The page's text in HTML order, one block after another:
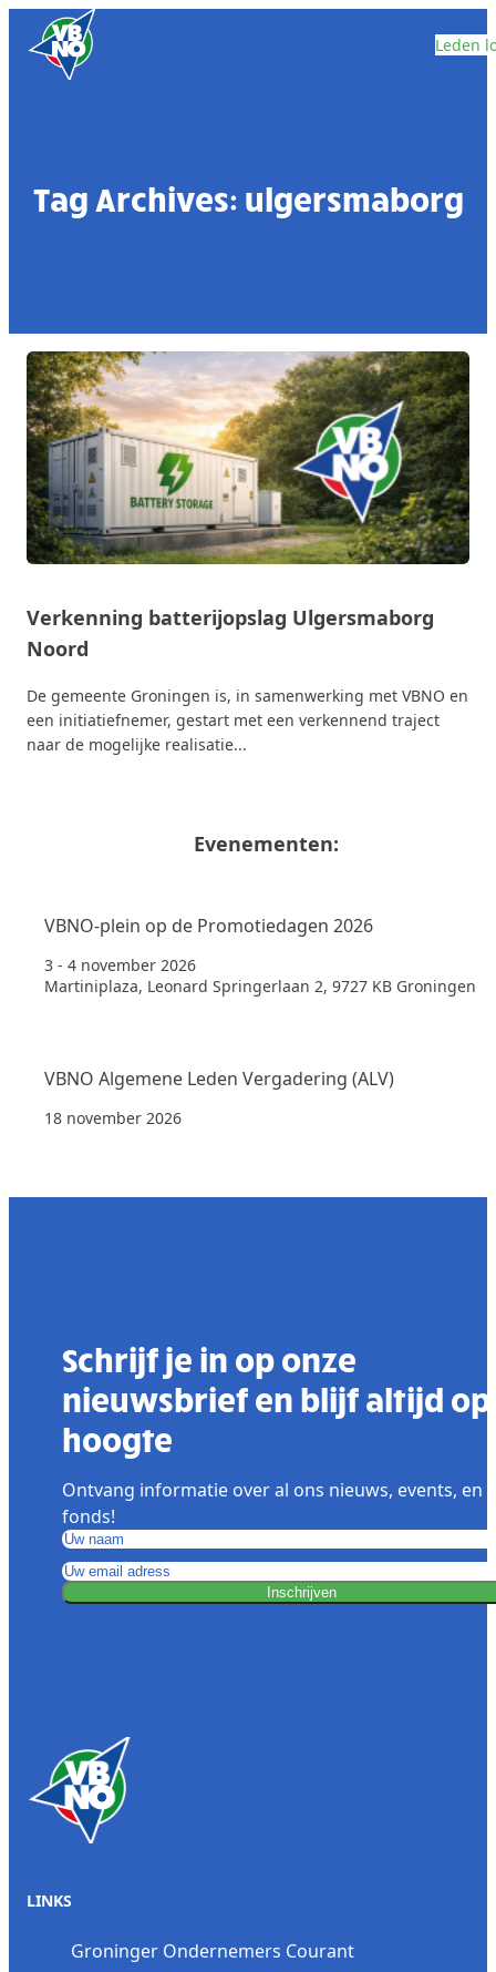
Skip to content
Leden
Tag Archives: ulgersmaborg
Verkenning batterijopslag Ulgersmaborg
Noord
De gemeente Groningen is, in samenwerking met VBNO en
een initiatiefnemer, gestart met een verkennend traject
naar de mogelijke realisatie...
Evenementen:
VBNO-plein op de Promotiedagen 2026
3 - 4 november 2026
Martiniplaza, Leonard Springerlaan 2, 9727 KB Groningen
VBNO Algemene Leden Vergadering (ALV)
18 november 2026
Schrijf je in op onze
nieuwsbrief en blijf altijd op
hoogte
Ontvang informatie over al ons nieuws, events, en
fonds!
Inschrijven
LINKS
Groninger Ondernemers Courant